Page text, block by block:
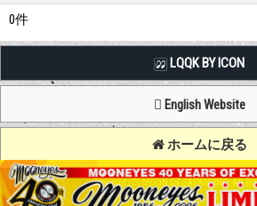
0件
LQQK BY ICON
English Website
ホームに戻る
Copyright (C) MOON OF JAPAN, INC. All